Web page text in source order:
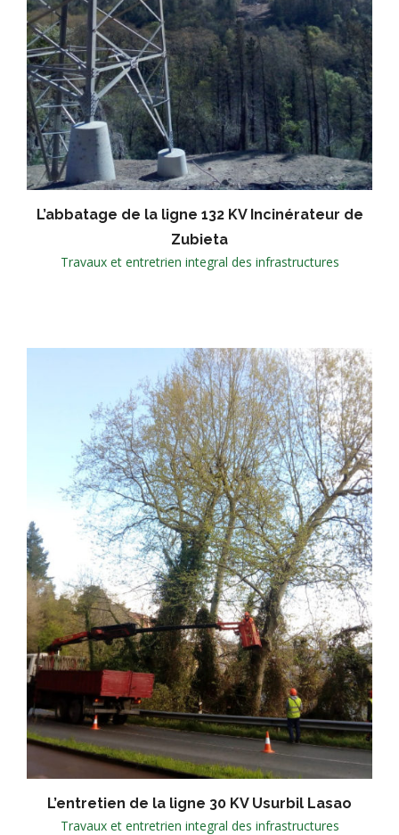
L’abbatage de la ligne 132 KV Incinérateur de
Zubieta
Travaux et entretrien integral des infrastructures
L’entretien de la ligne 30 KV Usurbil Lasao
Travaux et entretrien integral des infrastructures